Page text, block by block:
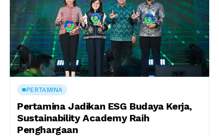
PERTAMINA
Pertamina Jadikan ESG Budaya Kerja,
Sustainability Academy Raih
Penghargaan